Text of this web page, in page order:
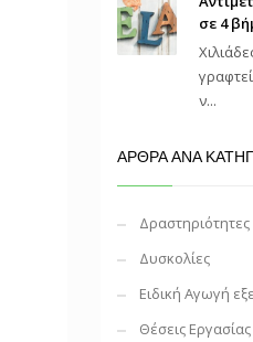
σε 4
ν...
ΑΡΘΡΑ ΑΝΑ
Δραστηριότητες
Δυσκολίες
Ειδική Αγωγή
Θέσεις Εργασίας